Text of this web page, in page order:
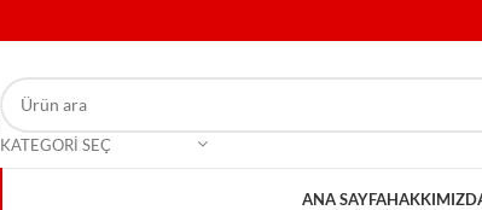
KATEGORI SEÇ
ANA SAYFA